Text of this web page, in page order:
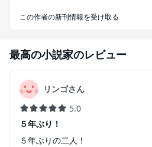
この作者の新刊情報を受け取る
最高の小説家のレビュー
リンゴさん
5.0
５年ぶり！
５年ぶりの二人！